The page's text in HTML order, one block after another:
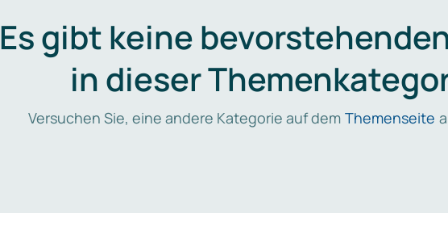
Es gibt keine
in dieser
Versuchen Sie, eine andere Kategorie auf dem Themenseite